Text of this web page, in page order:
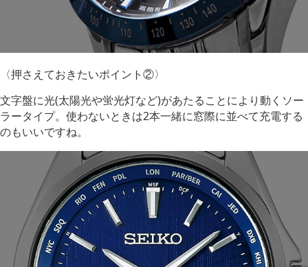
〈押さえておきたいポイント②〉
文字盤に光(太陽光や蛍光灯など)があたることにより動くソー
ラータイプ。使わないときは2本一緒に窓際に並べて充電する
のもいいですね。